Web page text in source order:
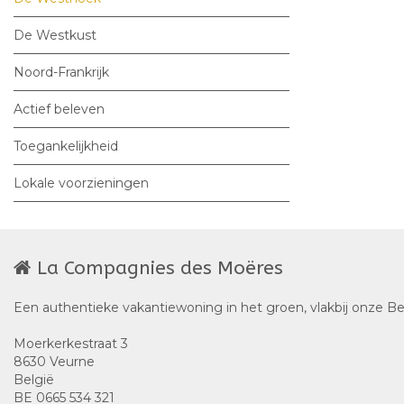
De Westkust
Noord-Frankrijk
Actief beleven
Toegankelijkheid
Lokale voorzieningen
La Compagnies des Moëres
Een authentieke vakantiewoning in het groen, vlakbij onze
Moerkerkestraat 3
8630 Veurne
België
BE 0665 534 321